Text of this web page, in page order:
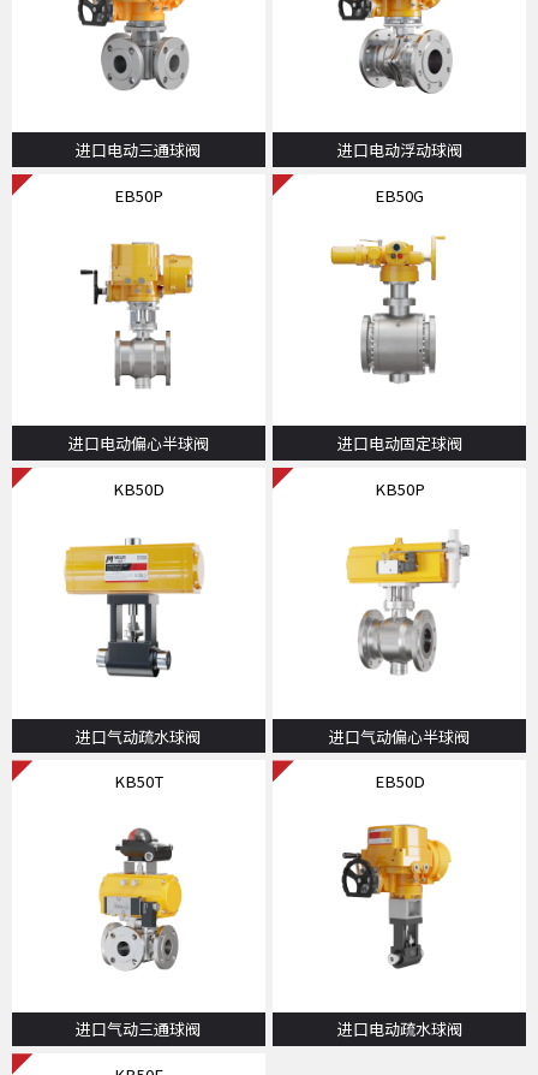
进口电动三通球阀
进口电动浮动球阀
EB50P
进口电动偏心半球阀
EB50G
进口电动固定球阀
KB50D
进口气动疏水球阀
KB50P
进口气动偏心半球阀
KB50T
进口气动三通球阀
EB50D
进口电动疏水球阀